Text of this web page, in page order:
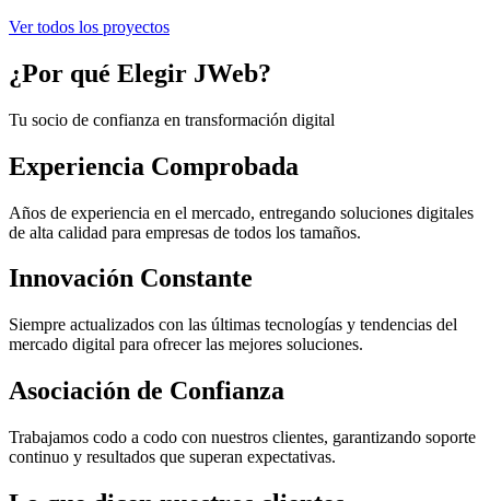
Ver todos los proyectos
¿Por qué Elegir JWeb?
Tu socio de confianza en transformación digital
Experiencia Comprobada
Años de experiencia en el mercado, entregando soluciones digitales
de alta calidad para empresas de todos los tamaños.
Innovación Constante
Siempre actualizados con las últimas tecnologías y tendencias del
mercado digital para ofrecer las mejores soluciones.
Asociación de Confianza
Trabajamos codo a codo con nuestros clientes, garantizando soporte
continuo y resultados que superan expectativas.